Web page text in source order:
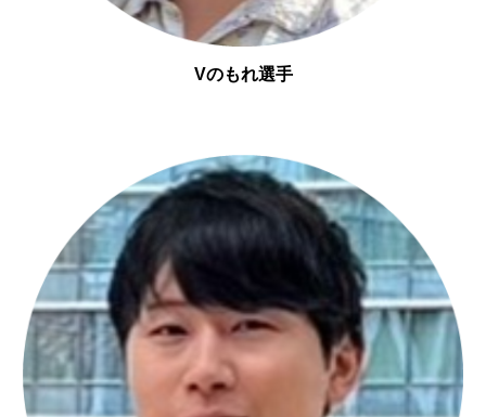
Vのもれ選手